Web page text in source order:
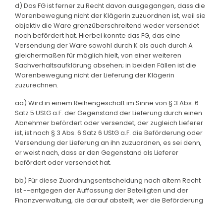
d) Das FG ist ferner zu Recht davon ausgegangen, dass die
Warenbewegung nicht der Klägerin zuzuordnen ist, weil sie
objektiv die Ware grenzüberschreitend weder versendet
noch befördert hat. Hierbei konnte das FG, das eine
Versendung der Ware sowohl durch K als auch durch A
gleichermaßen für möglich hielt, von einer weiteren
Sachverhaltsaufklärung absehen; in beiden Fällen ist die
Warenbewegung nicht der Lieferung der Klägerin
zuzurechnen.
aa) Wird in einem Reihengeschäft im Sinne von § 3 Abs. 6
Satz 5 UStG a.F. der Gegenstand der Lieferung durch einen
Abnehmer befördert oder versendet, der zugleich Lieferer
ist, ist nach § 3 Abs. 6 Satz 6 UStG a.F. die Beförderung oder
Versendung der Lieferung an ihn zuzuordnen, es sei denn,
er weist nach, dass er den Gegenstand als Lieferer
befördert oder versendet hat.
bb) Für diese Zuordnungsentscheidung nach altem Recht
ist --entgegen der Auffassung der Beteiligten und der
Finanzverwaltung, die darauf abstellt, wer die Beförderung